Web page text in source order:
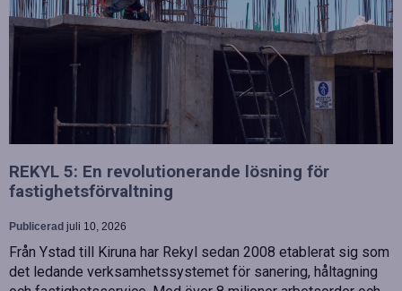
REKYL 5: En revolutionerande lösning för
fastighetsförvaltning
Publicerad juli 10, 2026
Från Ystad till Kiruna har Rekyl sedan 2008 etablerat sig som
det ledande verksamhetssystemet för sanering, håltagning